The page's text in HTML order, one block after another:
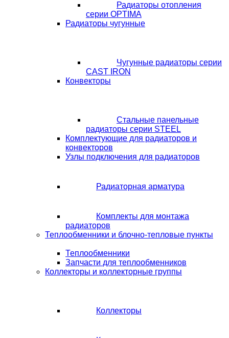
Радиаторы отопления
серии OPTIMA
Радиаторы чугунные
Чугунные радиаторы серии
CAST IRON
Конвекторы
Стальные панельные
радиаторы серии STEEL
Комплектующие для радиаторов и
конвекторов
Узлы подключения для радиаторов
Радиаторная арматура
Комплекты для монтажа
радиаторов
Теплообменники и блочно-тепловые пункты
Теплообменники
Запчасти для теплообменников
Коллекторы и коллекторные группы
Коллекторы